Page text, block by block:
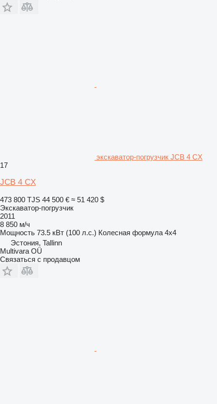
экскаватор-погрузчик JCB 4 CX
17
JCB 4 CX
473 800 TJS 44 500 € ≈ 51 420 $
Экскаватор-погрузчик
2011
8 850 м/ч
Мощность 73.5 кВт (100 л.с.) Колесная формула 4x4
Эстония, Tallinn
Multivara OÜ
Связаться с продавцом